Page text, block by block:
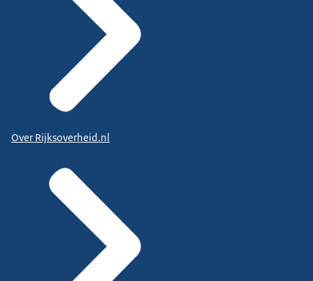
Over Rijksoverheid.nl